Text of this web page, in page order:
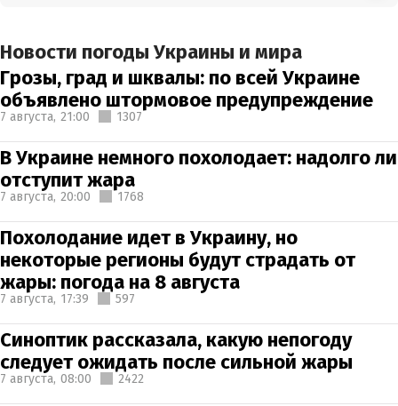
Новости погоды Украины и мира
Грозы, град и шквалы: по всей Украине
объявлено штормовое предупреждение
7 августа, 21:00 1307
В Украине немного похолодает: надолго ли
отступит жара
7 августа, 20:00 1768
Похолодание идет в Украину, но
некоторые регионы будут страдать от
жары: погода на 8 августа
7 августа, 17:39 597
Синоптик рассказала, какую непогоду
следует ожидать после сильной жары
7 августа, 08:00 2422